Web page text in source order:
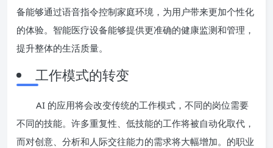
备能够通过语音指令控制家庭环境，为用户带来更加个性化
的体验。智能医疗设备能够提供更准确的健康监测和管理，
提升整体的生活质量。
工作模式的转变
AI 的应用将会改变传统的工作模式，不同的岗位需要
不同的技能。许多重复性、低技能的工作将被自动化取代，
而对创意、分析和人际交往能力的需求将大幅增加。的职业